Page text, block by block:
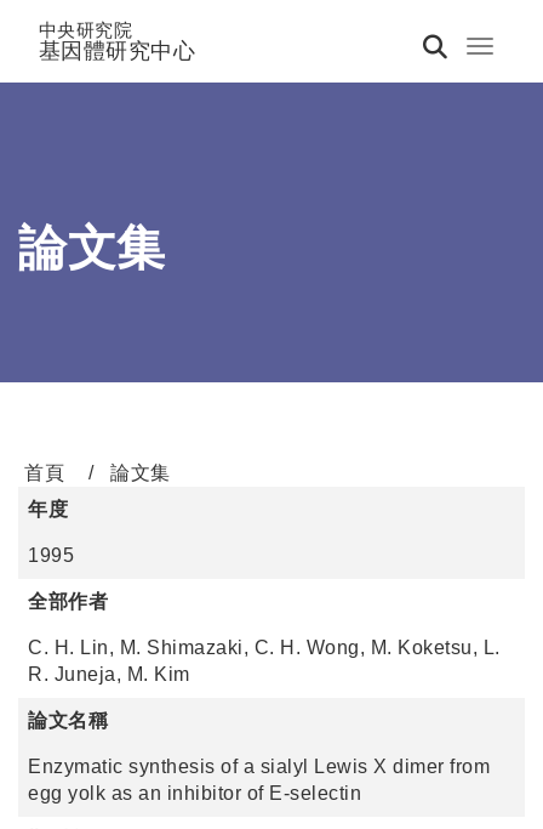
Toggle
中央研究院
基因體研究中心
論文集
首頁
論文集
年度
1995
全部作者
C. H. Lin, M. Shimazaki, C. H. Wong, M. Koketsu, L.
R. Juneja, M. Kim
論文名稱
Enzymatic synthesis of a sialyl Lewis X dimer from
egg yolk as an inhibitor of E-selectin